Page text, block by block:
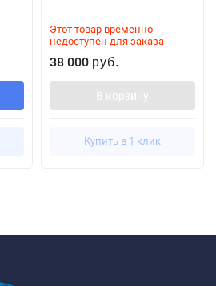
Этот товар временно
недоступен для заказа
38 000 руб.
В корзину
Купить в 1 клик